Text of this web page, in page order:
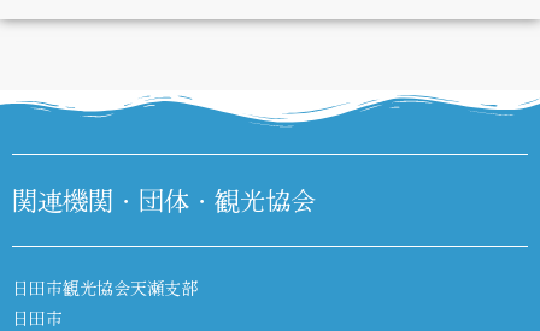
DIARY
関連機関・団体・観光協会
日田市観光協会天瀬支部
日田市